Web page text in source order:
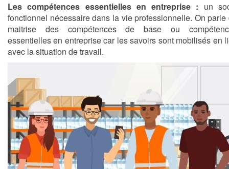
Les compétences essentielles en entreprise : un
fonctionnel nécessaire dans la vie professionnelle. On parle
maitrise des compétences de base ou
essentielles en entreprise car les savoirs sont mobilisés en
avec la situation de travail.